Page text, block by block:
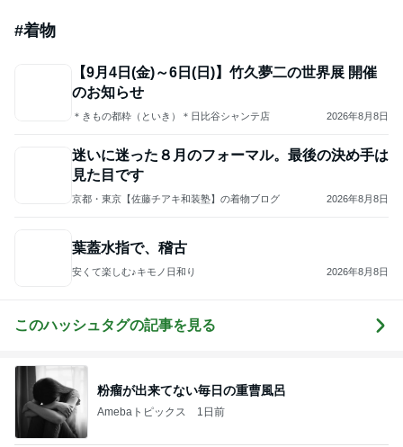
#着物
【9月4日(金)～6日(日)】竹久夢二の世界展 開催
のお知らせ
＊きもの都粋（といき）＊日比谷シャンテ店 2026年8月8日
迷いに迷った８月のフォーマル。最後の決め手は
見た目です
京都・東京【佐藤チアキ和装塾】の着物ブログ 2026年8月8日
葉蓋水指で、稽古
安くて楽しむ♪キモノ日和り 2026年8月8日
このハッシュタグの記事を見る
粉瘤が出来てない毎日の重曹風呂
Amebaトピックス 1日前